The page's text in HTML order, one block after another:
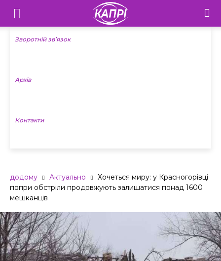
Телебачення
«Капрі»
Новини
Зворотній зв’язок
Архів
Контакти
додому Актуально
Хочеться миру: у Красногорівці
попри обстріли продовжують залишатися понад 1600
мешканців